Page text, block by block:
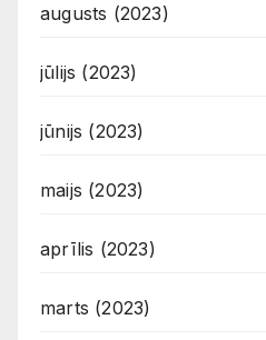
augusts (2023)
jūlijs (2023)
jūnijs (2023)
maijs (2023)
aprīlis (2023)
marts (2023)